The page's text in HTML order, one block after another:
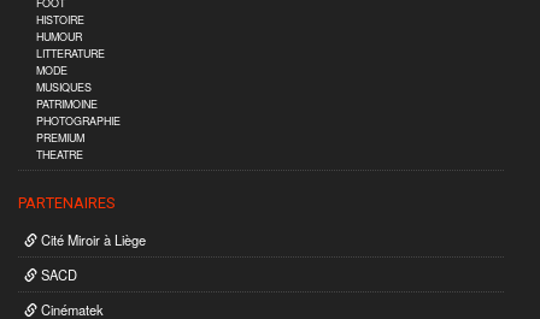
HISTOIRE
HUMOUR
LITTERATURE
MODE
MUSIQUES
PATRIMOINE
PHOTOGRAPHIE
PREMIUM
THEATRE
PARTENAIRES
Cité Miroir à Liège
SACD
Cinématek